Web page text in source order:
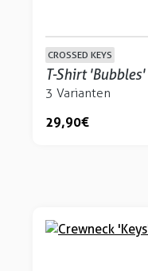
CROSSED KEYS
T-Shirt 'Bubbles'
3 Varianten
29,90 €